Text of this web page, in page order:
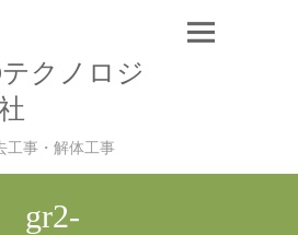
クノロジ
工事・解体工事
gr2-